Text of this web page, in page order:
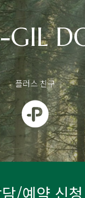
GIL
플러스 친구
/예약 신청